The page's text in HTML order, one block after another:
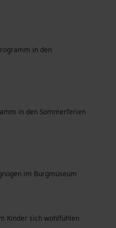
in den
in den Sommerferien
im Burgmuseum
Kinder sich wohlfühlen